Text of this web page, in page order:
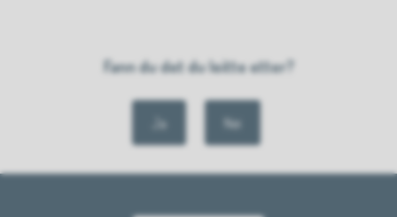
Fann du det du leitte etter?
Ja Nei